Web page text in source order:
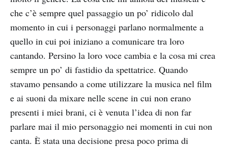
che c’è sempre quel passaggio un po’ ridicolo dal
momento in cui i personaggi parlano normalmente a
quello in cui poi iniziano a comunicare tra loro
cantando. Persino la loro voce cambia e la cosa mi crea
sempre un po’ di fastidio da spettatrice. Quando
stavamo pensando a come utilizzare la musica nel film
e ai suoni da mixare nelle scene in cui non erano
presenti i miei brani, ci è venuta l’idea di non far
parlare mai il mio personaggio nei momenti in cui non
canta. È stata una decisione presa poco prima di